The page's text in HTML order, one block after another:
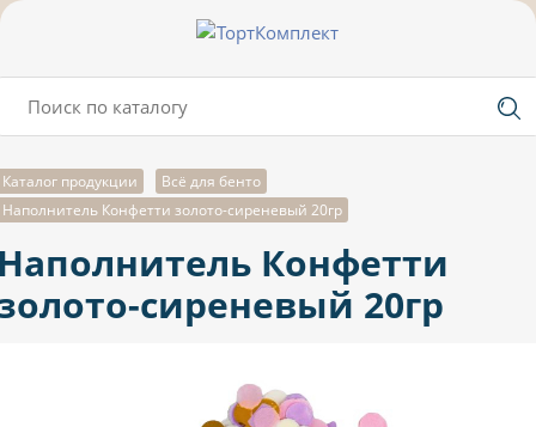
Каталог продукции
Всё для бенто
Наполнитель Конфетти золото-сиреневый 20гр
Конфетти
сиреневый 20гр